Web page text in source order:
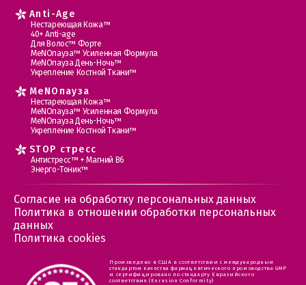
Anti-Age
Нестареющая Кожа™
40+ Anti-age
Для Волос™ Форте
МеNOпауза™ Усиленная Формула
МеNOпауза День-Ночь™
Укрепление Костной Ткани™
MеNOпауза
Нестареющая Кожа™
МеNOпауза™ Усиленная Формула
МеNOпауза День-Ночь™
Укрепление Костной Ткани™
STOP стресс
Антистресс™ + Магний В6
Энерго-Тоник™
Согласие на обработку персональных данных
Политика в отношении обработки персональных
данных
Политика cookies
Произведено в США в соответствии с международным
стандартом качества фармацевтического производства GMP
и сертифицировано по стандарту Евразийского
соответствия (Eurasion Conformity)